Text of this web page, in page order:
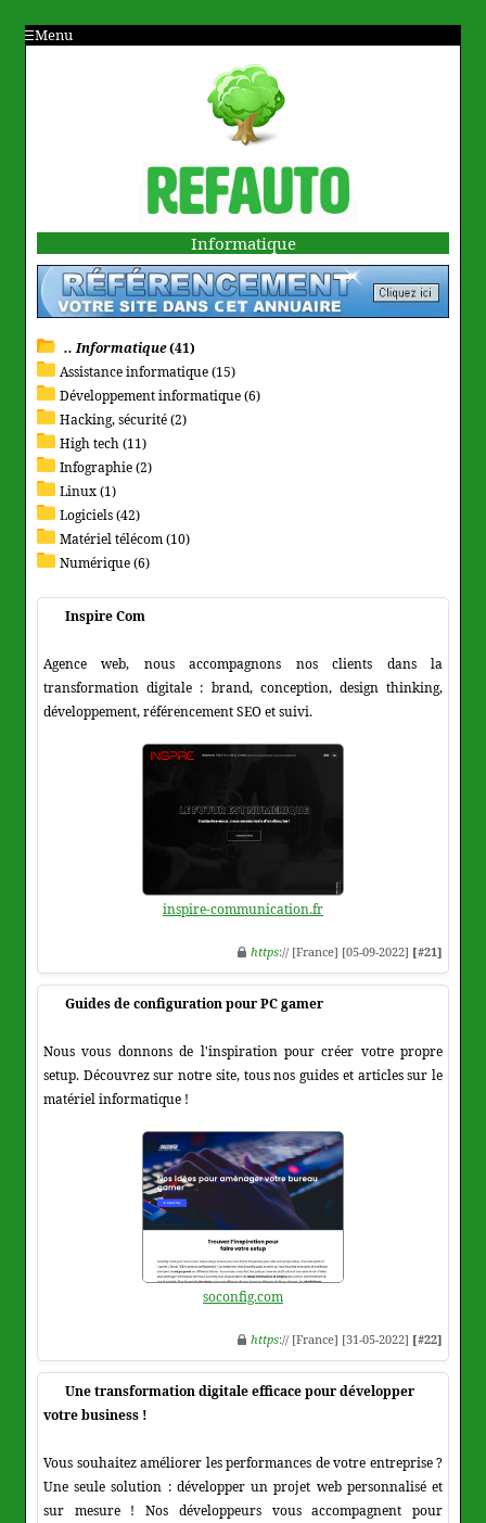
Menu
Informatique
.. Informatique(41)
Assistance informatique (15)
Développement informatique (6)
Hacking, sécurité (2)
High tech (11)
Infographie (2)
Linux (1)
Logiciels (42)
Matériel télécom (10)
Numérique (6)
Inspire Com
Agence web, nous accompagnons nos clients dans la
transformation digitale : brand, conception, design thinking,
développement, référencement SEO et suivi.
inspire-communication.fr
https:// [France] [05-09-2022] [#21]
Guides de configuration pour PC gamer
Nous vous donnons de l'inspiration pour créer votre propre
setup. Découvrez sur notre site, tous nos guides et articles sur le
matériel informatique !
soconfig.com
https:// [France] [31-05-2022] [#22]
Une transformation digitale efficace pour développer
votre business !
Vous souhaitez améliorer les performances de votre entreprise ?
Une seule solution : développer un projet web personnalisé et
sur mesure ! Nos développeurs vous accompagnent pour